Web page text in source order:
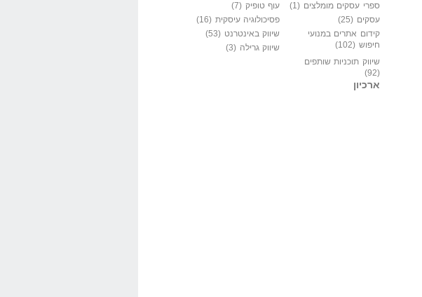
ספרי עסקים מומלצים (1) עוף טופיק (7)
עסקים (25) פסיכולוגיה עיסקית (16)
קידום אתרים במנועי
חיפוש (102)
שיווק באינטרנט (53)
שיווק גרילה (3)
שיווק תוכניות שותפים
(92)
ארכיון